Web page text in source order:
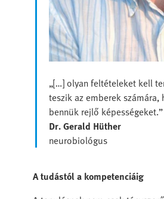
„[…] olyan feltételeket kell
teszik az emberek
bennük rejlő képességeket.”
Dr. Gerald Hüther
neurobiológus
A tudástól a kompetenciáig